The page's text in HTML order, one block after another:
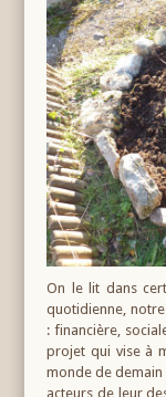
On le lit dans
quotidienne,
: financière,
projet qui vise à
monde de
acteurs de leur